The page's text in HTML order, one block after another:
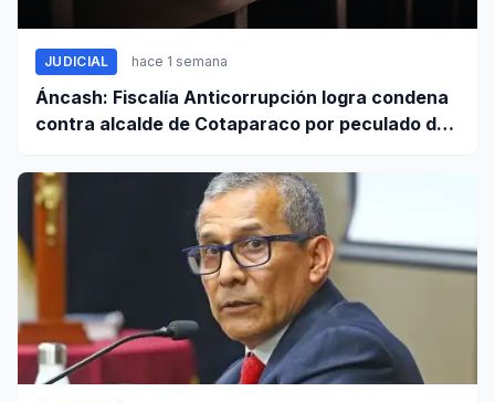
JUDICIAL hace 1 semana
Áncash: Fiscalía Anticorrupción logra condena
contra alcalde de Cotaparaco por peculado de